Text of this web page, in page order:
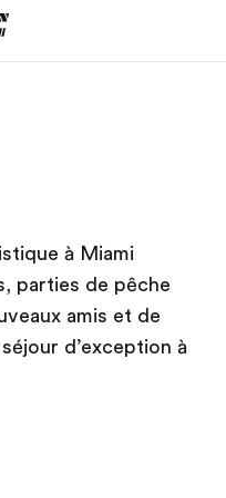
à Miami
parties de pêche
amis et de
d’exception à